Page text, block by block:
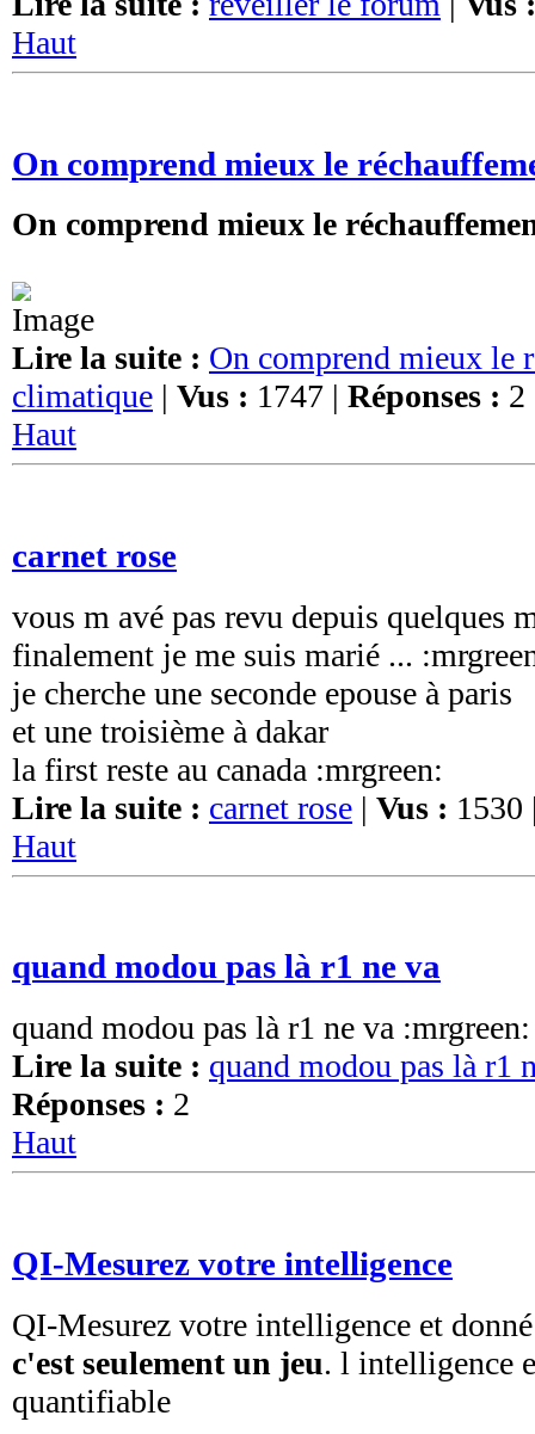
Haut
On comprend mieux le
On comprend mieux le
Lire la suite : On comprend mieux le
climatique | Vus : 1747 | Réponses : 2
Haut
carnet rose
vous m avé pas revu depuis quelques
finalement je me suis marié ...
je cherche une seconde epouse à paris
et une troisième à dakar
la first reste au canada :mrgreen:
Lire la suite : carnet rose | Vus :
Haut
quand modou pas là r1 ne va
quand modou pas là r1 ne va :mrgreen:
Lire la suite : quand modou pas là r1
Réponses : 2
Haut
QI-Mesurez votre intelligence
QI-Mesurez votre intelligence et
c'est seulement un jeu. l intelligence
quantifiable